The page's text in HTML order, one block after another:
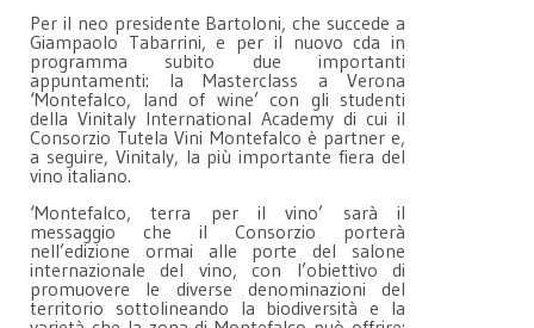
Per il neo presidente Bartoloni, che succede a
Giampaolo Tabarrini, e per il nuovo cda in
programma subito due importanti
appuntamenti: la Masterclass a Verona
‘Montefalco, land of wine’ con gli studenti
della Vinitaly International Academy di cui il
Consorzio Tutela Vini Montefalco è partner e,
a seguire, Vinitaly, la più importante fiera del
vino italiano.
‘Montefalco, terra per il vino’ sarà il
messaggio che il Consorzio porterà
nell’edizione ormai alle porte del salone
internazionale del vino, con l’obiettivo di
promuovere le diverse denominazioni del
territorio sottolineando la biodiversità e la